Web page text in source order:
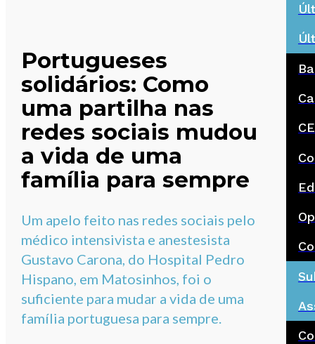
Portugueses
solidários: Como
uma partilha nas
redes sociais mudou
a vida de uma
família para sempre
Um apelo feito nas redes sociais pelo
médico intensivista e anestesista
Gustavo Carona, do Hospital Pedro
Hispano, em Matosinhos, foi o
suficiente para mudar a vida de uma
família portuguesa para sempre.